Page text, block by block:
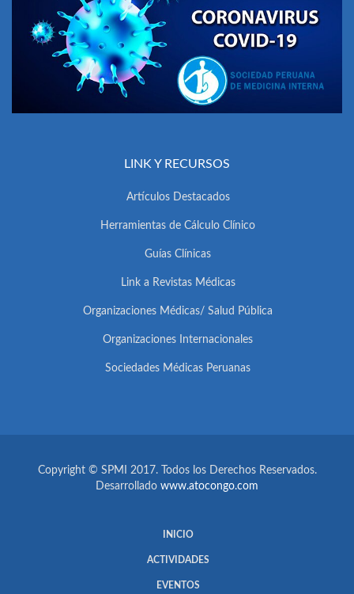
LINK Y RECURSOS
Artículos Destacados
Herramientas de Cálculo Clínico
Guías Clínicas
Link a Revistas Médicas
Organizaciones Médicas/ Salud Pública
Organizaciones Internacionales
Sociedades Médicas Peruanas
Copyright © SPMI 2017. Todos los Derechos Reservados.
Desarrollado www.atocongo.com
INICIO
ACTIVIDADES
EVENTOS